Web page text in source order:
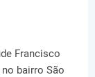
Francisco
bairro São